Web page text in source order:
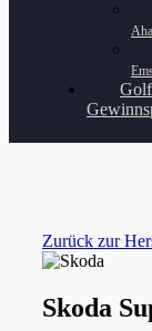
Golf
Zurück zur
Skoda